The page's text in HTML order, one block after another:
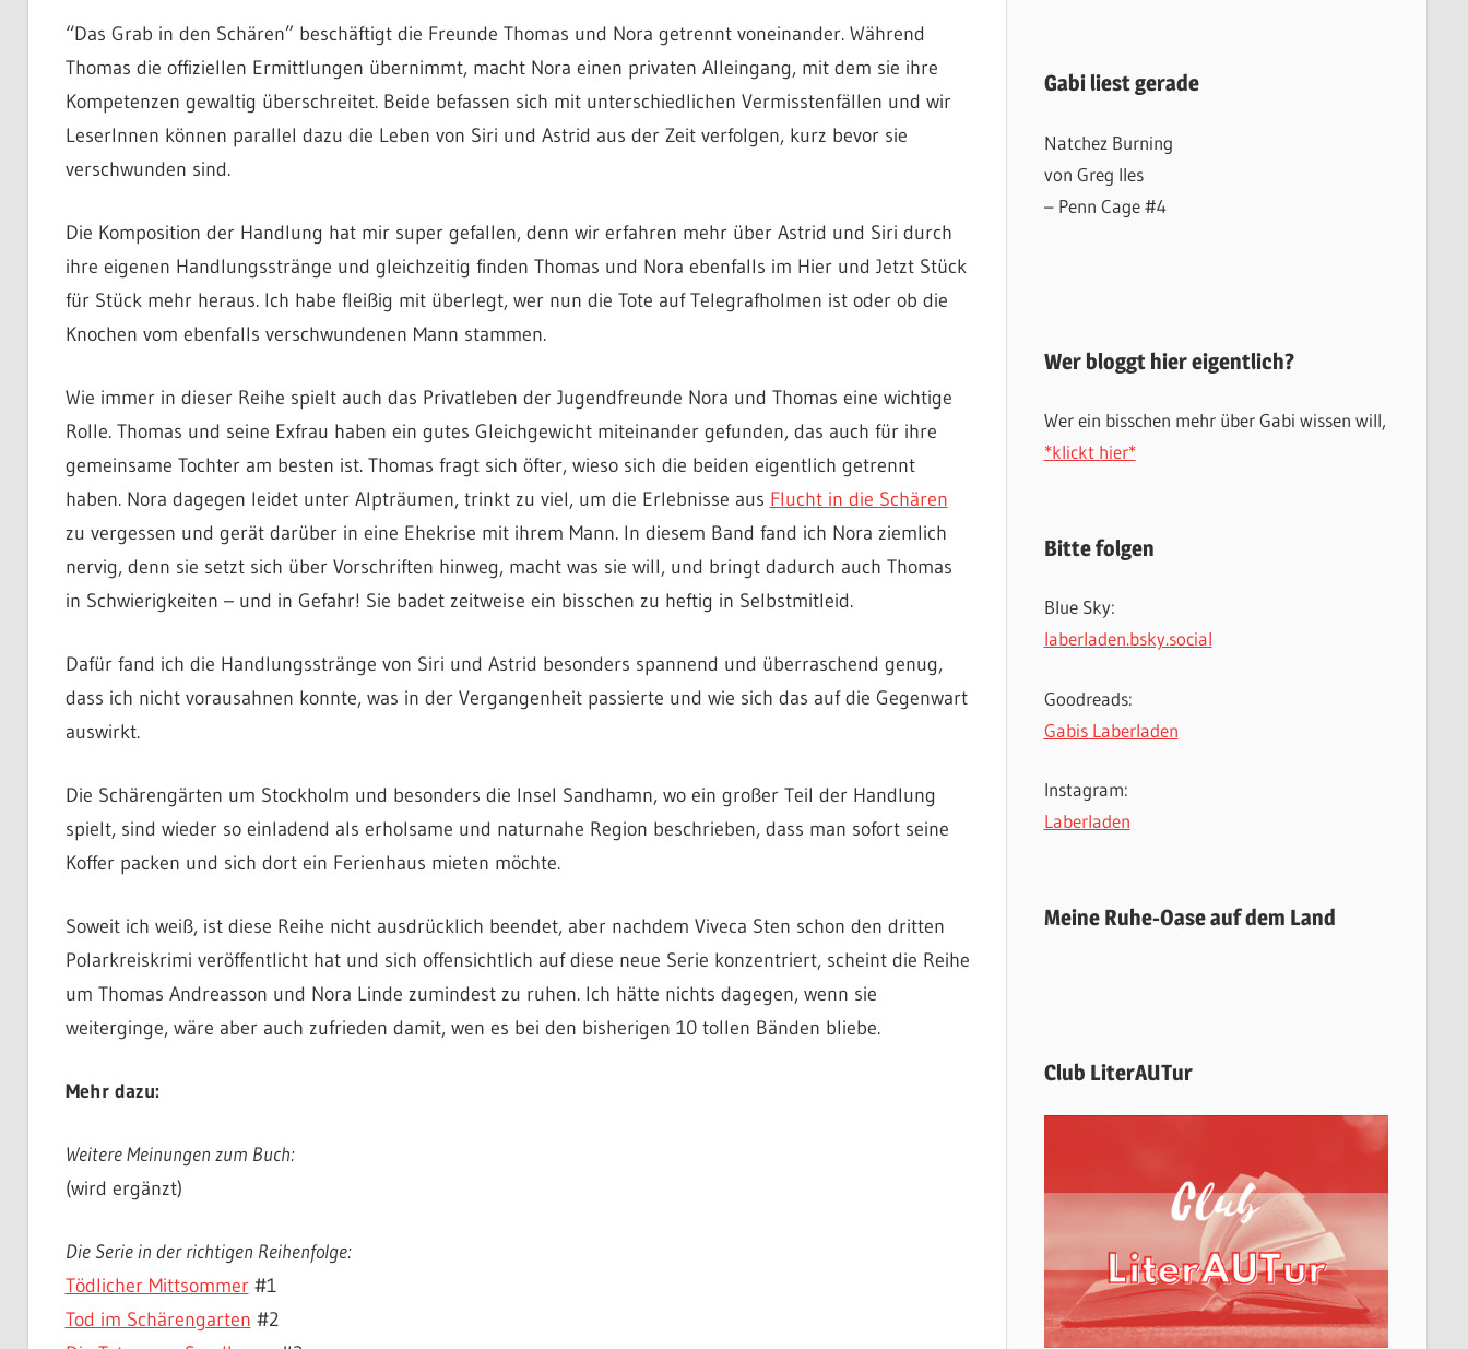
“Das Grab in den Schären” beschäftigt die Freunde Thomas und Nora getrennt voneinander. Während
Thomas die offiziellen Ermittlungen übernimmt, macht Nora einen privaten Alleingang, mit dem sie ihre
Kompetenzen gewaltig überschreitet. Beide befassen sich mit unterschiedlichen Vermisstenfällen und wir
LeserInnen können parallel dazu die Leben von Siri und Astrid aus der Zeit verfolgen, kurz bevor sie
verschwunden sind.
Die Komposition der Handlung hat mir super gefallen, denn wir erfahren mehr über Astrid und Siri durch
ihre eigenen Handlungsstränge und gleichzeitig finden Thomas und Nora ebenfalls im Hier und Jetzt Stück
für Stück mehr heraus. Ich habe fleißig mit überlegt, wer nun die Tote auf Telegrafholmen ist oder ob die
Knochen vom ebenfalls verschwundenen Mann stammen.
Wie immer in dieser Reihe spielt auch das Privatleben der Jugendfreunde Nora und Thomas eine wichtige
Rolle. Thomas und seine Exfrau haben ein gutes Gleichgewicht miteinander gefunden, das auch für ihre
gemeinsame Tochter am besten ist. Thomas fragt sich öfter, wieso sich die beiden eigentlich getrennt
haben. Nora dagegen leidet unter Alpträumen, trinkt zu viel, um die Erlebnisse aus Flucht in die Schären
zu vergessen und gerät darüber in eine Ehekrise mit ihrem Mann. In diesem Band fand ich Nora ziemlich
nervig, denn sie setzt sich über Vorschriften hinweg, macht was sie will, und bringt dadurch auch Thomas
in Schwierigkeiten – und in Gefahr! Sie badet zeitweise ein bisschen zu heftig in Selbstmitleid.
Dafür fand ich die Handlungsstränge von Siri und Astrid besonders spannend und überraschend genug,
dass ich nicht vorausahnen konnte, was in der Vergangenheit passierte und wie sich das auf die Gegenwart
auswirkt.
Die Schärengärten um Stockholm und besonders die Insel Sandhamn, wo ein großer Teil der Handlung
spielt, sind wieder so einladend als erholsame und naturnahe Region beschrieben, dass man sofort seine
Koffer packen und sich dort ein Ferienhaus mieten möchte.
Soweit ich weiß, ist diese Reihe nicht ausdrücklich beendet, aber nachdem Viveca Sten schon den dritten
Polarkreiskrimi veröffentlicht hat und sich offensichtlich auf diese neue Serie konzentriert, scheint die Reihe
um Thomas Andreasson und Nora Linde zumindest zu ruhen. Ich hätte nichts dagegen, wenn sie
weiterginge, wäre aber auch zufrieden damit, wen es bei den bisherigen 10 tollen Bänden bliebe.
Mehr dazu:
Weitere Meinungen zum Buch:
(wird ergänzt)
Die Serie in der richtigen Reihenfolge:
Tödlicher Mittsommer#1
Tod im Schärengarten #2
Gabi liest gerade
Natchez Burning
von Greg Iles
– Penn Cage #4
Wer bloggt hier eigentlich?
Wer ein bisschen mehr über Gabi wissen will,
*klickt hier*
Bitte folgen
Blue Sky:
laberladen.bsky.social
Goodreads:
Gabis Laberladen
Instagram:
Laberladen
Meine Ruhe-Oase auf dem Land
Club LiterAUTur